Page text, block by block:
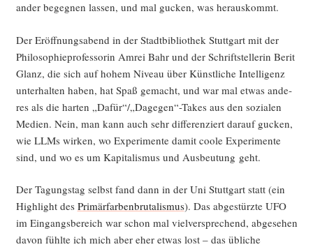
an­der begeg­nen las­sen, und mal gucken, was herauskommt.
Der Eröff­nungs­abend in der Stadt­bi­blio­thek Stutt­gart mit der
Phi­lo­so­phie­pro­fes­so­rin Amrei Bahr und der Schrift­stel­le­rin Berit
Glanz, die sich auf hohem Niveau über Künst­li­che Intel­li­genz
unter­hal­ten haben, hat Spaß gemacht, und war mal etwas ande­
res als die har­ten „Dafür“/„Dagegen“-Takes aus den sozia­len
Medi­en. Nein, man kann auch sehr dif­fe­ren­ziert dar­auf gucken,
wie LLMs wir­ken, wo Expe­ri­men­te damit coo­le Expe­ri­men­te
sind, und wo es um Kapi­ta­lis­mus und Aus­beu­tung geht.
Der Tagungs­tag selbst fand dann in der Uni Stutt­gart statt (ein
High­light des Pri­mär­far­ben­bru­ta­lis­mus). Das abge­stürz­te UFO
im Ein­gangs­be­reich war schon mal viel­ver­spre­chend, abge­se­hen
davon fühl­te ich mich aber eher etwas lost – das übli­che